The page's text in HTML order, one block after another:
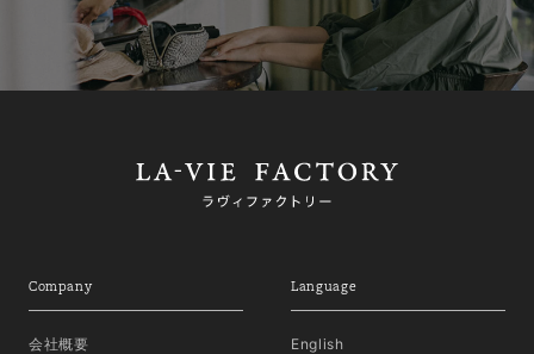
Company
会社概要
Language
English